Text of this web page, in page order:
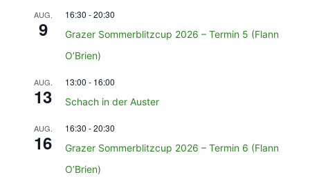
AUG.
9
16:30 -20:30
Grazer Sommerblitzcup 2026 – Termin 5 (Flann
O’Brien)
AUG.
13
13:00 - 16:00
Schach in der Auster
AUG.
16
16:30 -20:30
Grazer Sommerblitzcup 2026 – Termin 6 (Flann
O’Brien)